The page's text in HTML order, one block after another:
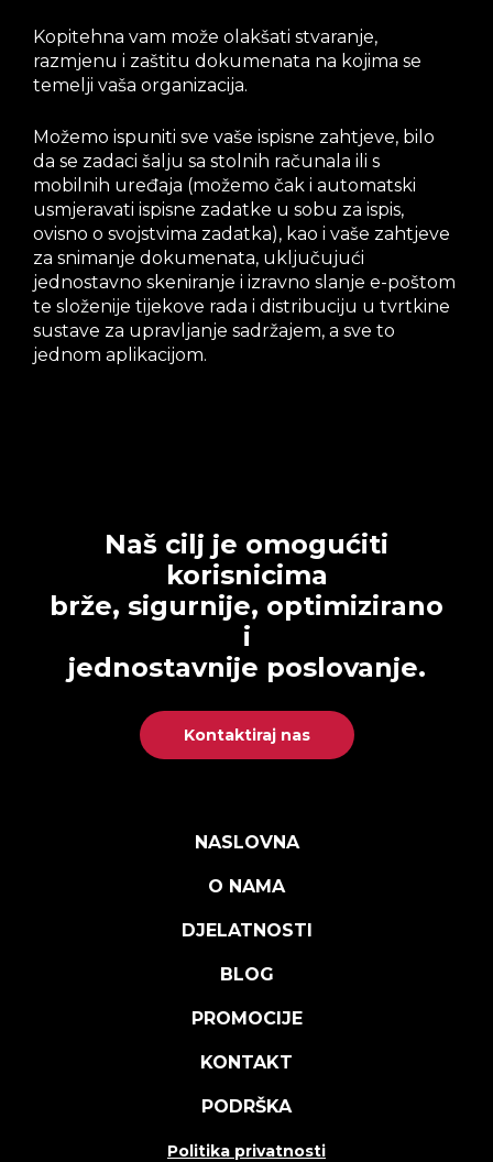
Kopitehna vam može olakšati stvaranje,
razmjenu i zaštitu dokumenata na kojima se
temelji vaša organizacija.
Možemo ispuniti sve vaše ispisne zahtjeve, bilo
da se zadaci šalju sa stolnih računala ili s
mobilnih uređaja (možemo čak i automatski
usmjeravati ispisne zadatke u sobu za ispis,
ovisno o svojstvima zadatka), kao i vaše zahtjeve
za snimanje dokumenata, uključujući
jednostavno skeniranje i izravno slanje e-poštom
te složenije tijekove rada i distribuciju u tvrtkine
sustave za upravljanje sadržajem, a sve to
jednom aplikacijom.
Naš cilj je omogućiti
korisnicima
brže, sigurnije, optimizirano
i
jednostavnije poslovanje.
Kontaktiraj nas
NASLOVNA
O NAMA
DJELATNOSTI
BLOG
PROMOCIJE
KONTAKT
PODRŠKA
Politika privatnosti